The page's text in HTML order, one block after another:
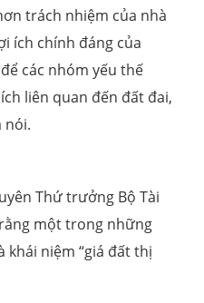
trách nhiệm của nhà
ích chính đáng của
các nhóm yếu thế
liên quan đến đất đai,
nói.
Thứ trưởng Bộ Tài
một trong những
niệm “giá đất thị